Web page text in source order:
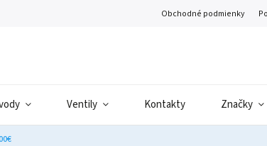
Obchodné podmienky
Ventily Kontakty Značky